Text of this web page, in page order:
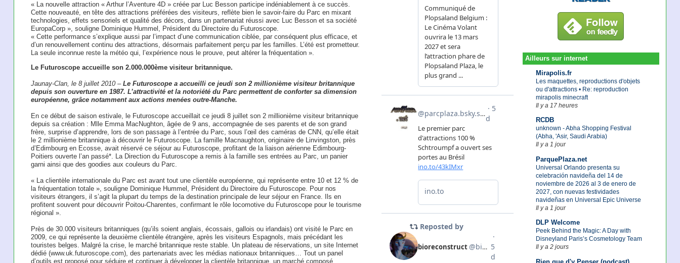
Ailleurs sur internet
Mirapolis.fr
Les maquettes, reproductions d'objets
ou d'attractions • Re: reproduction
mirapolis minecraft
Il y a 17 heures
RCDB
unknown - Abha Shopping Festival
(Abha, 'Asir, Saudi Arabia)
Il y a 1 jour
ParquePlaza.net
Universal Orlando presenta su
celebración navideña del 14 de
noviembre de 2026 al 3 de enero de
2027, con nuevas festividades
navideñas en Universal Epic Universe
Il y a 1 jour
DLP Welcome
Peek Behind the Magic: A Day with
Disneyland Paris’s Cosmetology Team
Il y a 2 jours
« La nouvelle attraction « Arthur l’Aventure 4D » créée par Luc Besson participe indéniablement à ce succès.
Cette nouveauté, en tête des attractions préférées des visiteurs, reflète bien le savoir-faire du Parc en mixant
technologies, effets sensoriels et qualité des décors, dans un partenariat réussi avec Luc Besson et sa société
EuropaCorp », souligne Dominique Hummel, Président du Directoire du Futuroscope.
« Cette performance s’explique aussi par l’impact d’une communication ciblée, par conséquent plus efficace, et
d’un renouvellement continu des attractions, désormais parfaitement perçu par les familles. L’été est prometteur.
La seule inconnue reste la météo qui, l’expérience nous le prouve, peut altérer la fréquentation ».
Le Futuroscope accueille son 2.000.000ème visiteur britannique.
Jaunay-Clan, le 8 juillet 2010 – Le Futuroscope a accueilli ce jeudi son 2 millionième visiteur britannique
depuis son ouverture en 1987. L’attractivité et la notoriété du Parc permettent de conforter sa dimension
européenne, grâce notamment aux actions menées outre-Manche.
En ce début de saison estivale, le Futuroscope accueillait ce jeudi 8 juillet son 2 millionième visiteur britannique
depuis sa création : Mlle Emma MacNughton, âgée de 9 ans, accompagnée de ses parents et de son grand
frère, surprise d’apprendre, lors de son passage à l’entrée du Parc, sous l’œil des caméras de CNN, qu’elle était
le 2 millionième britannique à découvrir le Futuroscope. La famille Macnaughton, originaire de Linvingston, près
d’Edimbourg en Ecosse, avait réservé ce séjour au Futuroscope, profitant de la liaison aérienne Edimbourg-
Poitiers ouverte l’an passé*. La Direction du Futuroscope a remis à la famille ses entrées au Parc, un panier
garni ainsi que des goodies aux couleurs du Parc.
« La clientèle internationale du Parc est avant tout une clientèle européenne, qui représente entre 10 et 12 % de
la fréquentation totale », souligne Dominique Hummel, Président du Directoire du Futuroscope. Pour nos
visiteurs étrangers, il s’agit la plupart du temps de la destination principale de leur séjour en France. Ils en
profitent souvent pour découvrir Poitou-Charentes, confirmant le rôle locomotive du Futuroscope pour le tourisme
régional ».
Près de 30.000 visiteurs britanniques (qu’ils soient anglais, écossais, gallois ou irlandais) ont visité le Parc en
2009, ce qui représente la deuxième clientèle étrangère, après les visiteurs Espagnols, mais précédant les
touristes belges. Malgré la crise, le marché britannique reste stable. Un plateau de réservations, un site Internet
dédié (www.uk.futuroscope.com), des partenariats avec les médias nationaux britanniques… Tout un panel
d’outils est proposé pour séduire et continuer à développer la clientèle britannique, un marché composé